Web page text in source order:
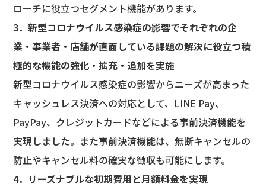
ローチに役立つセグメント機能があります。
3．新型コロナウイルス感染症の影響でそれぞれの企
業・事業者・店舗が直面している課題の解決に役立つ積
極的な機能の強化・拡充・追加を実施
新型コロナウイルス感染症の影響からニーズが高まった
キャッシュレス決済への対応として、LINE Pay、
PayPay、クレジットカードなどによる事前決済機能を
実現しました。また事前決済機能は、無断キャンセルの
防止やキャンセル料の確実な徴収も可能にします。
4．リーズナブルな初期費用と月額料金を実現